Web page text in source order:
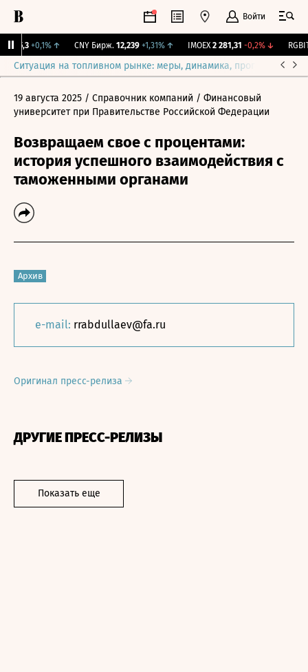
Войти
115,3 +0,1%↑ CNY Бирж. 12,239 +1,31%↑ IMOEX 2 281,31 -0,2%↓ RGBITR
Ситуация на топливном рынке: меры, динамика, прогнозы
19 августа 2025 / Справочник компаний / Финансовый
университет при Правительстве Российской Федерации
Возвращаем свое с процентами:
история успешного взаимодействия с
таможенными органами
Архив
e-mail: rrabdullaev@fa.ru
Оригинал пресс-релиза
ДРУГИЕ ПРЕСС-РЕЛИЗЫ
Показать еще